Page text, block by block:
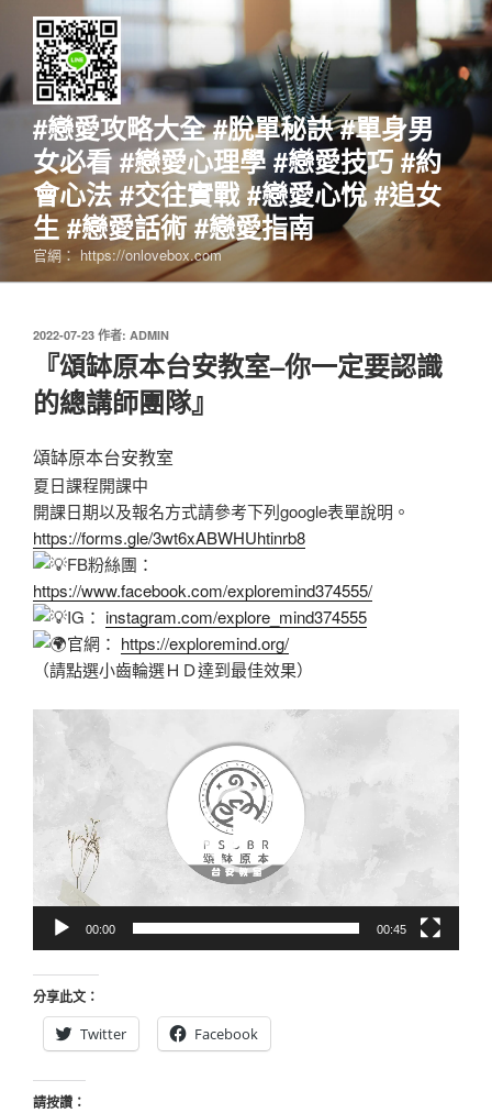
要
#戀愛攻略大全 #脫單秘訣 #單身男
女必看 #戀愛心理學 #戀愛技巧 #約
會心法 #交往實戰 #戀愛心悅 #追女
生 #戀愛話術 #戀愛指南
官網： https://onlovebox.com
發
2022-07-23 作者: ADMIN
『頌缽原本台安教室–你一定要認識
的總講師團隊』
頌缽原本台安教室
夏日課程開課中
開課日期以及報名方式請參考下列google表單說明。
https://forms.gle/3wt6xABWHUhtinrb8
FB粉絲團：
https://www.facebook.com/exploremind374555/
IG： instagram.com/explore_mind374555
官網： https://exploremind.org/
（請點選小齒輪選ＨＤ達到最佳效果）
00:00 00:45
分享此文：
Twitter
Facebook
請按讚：